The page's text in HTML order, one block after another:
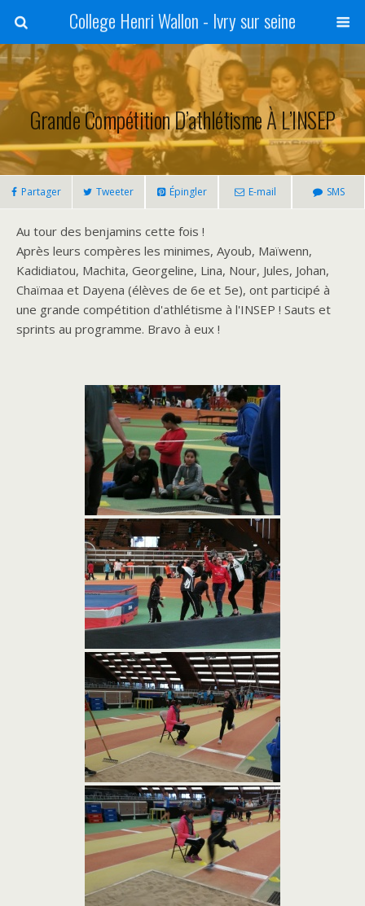
College Henri Wallon - Ivry sur seine
Grande Compétition D’athlétisme À L’INSEP
Partager Tweeter Épingler E-mail SMS
Au tour des benjamins cette fois !
Après leurs compères les minimes, Ayoub, Maïwenn,
Kadidiatou, Machita, Georgeline, Lina, Nour, Jules, Johan,
Chaïmaa et Dayena (élèves de 6e et 5e), ont participé à
une grande compétition d'athlétisme à l'INSEP ! Sauts et
sprints au programme. Bravo à eux !